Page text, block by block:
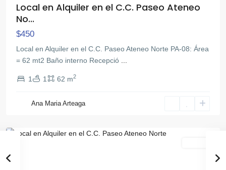
Local en Alquiler en el C.C. Paseo Ateneo
No...
$450
Local en Alquiler en el C.C. Paseo Ateneo Norte PA-08: Área
= 62 mt2 Baño interno Recepció
1 1 62 m2
Ana Maria Arteaga
Av
Norte,